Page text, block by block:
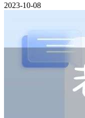
2023-10-08